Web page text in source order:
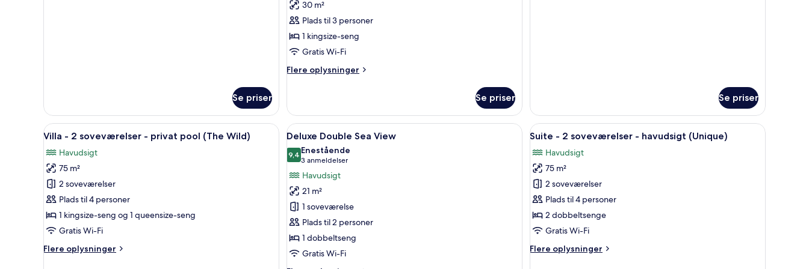
Se priser
30 m²
Plads til 3 personer
1 kingsize-seng
Gratis Wi-Fi
Flere oplysninger
Flere
Suite
Sea
View
Se priser Se priser
Indlæs
alle
billeder
af
Villa
-
2
soveværelser
privat
Et solbelyst udendørs opholdsområde med pool, træmøbler og en stor parasol.
4
Villa - 2 soveværelser - privat pool (The Wild)
Havudsigt
75 m²
2 soveværelser
Plads til 4 personer
1 kingsize-seng og 1 queensize-seng
Gratis Wi-Fi
Flere oplysninger
Flere
Indlæs
alle
billeder
af
Deluxe
Double
Sea
View
Et soveværelse med en seng, et rundt spejl, et natbord og en lampe.
2
Deluxe Double Sea View
9,49,4 ud af 10
Enestående
3 anmeldelser
(3
anmeldelser)
Havudsigt
21 m²
1 soveværelse
Plads til 2 personer
1 dobbeltseng
Gratis Wi-Fi
Indlæs
alle
billeder
af
Suite
-
2
soveværelser
havudsigt
En stue med sofa, træbjælker, en lampe og
4
Suite - 2 soveværelser - havudsigt (Unique)
Havudsigt
75 m²
2 soveværelser
Plads til 4 personer
2 dobbeltsenge
Gratis Wi-Fi
Flere oplysninger
Flere